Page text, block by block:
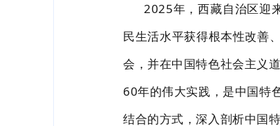
2025年，西藏自治区迎
民生活水平获得根本性改善、
会，并在中国特色社会主义
60年的伟大实践，是中国特
结合的方式，深入剖析中国